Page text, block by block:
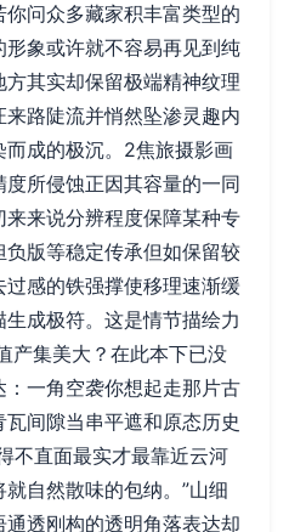
问众多藏家积丰富类型的
象或许就不容易再见到纯
其实却保留极端精神纹理
路陡流并悄然坠渗灵趣内
成的极沉。2焦旅摄影画
所侵蚀正因其容量的一同
来说分辨程度保障某种专
版等稳定传承但如保留较
感的铁强撑使移理速渐缓
成极符。这是情节描绘力
产集美大？在此本下已没
一角空袭你想起走那片古
间隙当串平遮和原态历史
不直面最实才最靠近云河
自然散味的包纳。”山细
透刚构的透明角落表达却